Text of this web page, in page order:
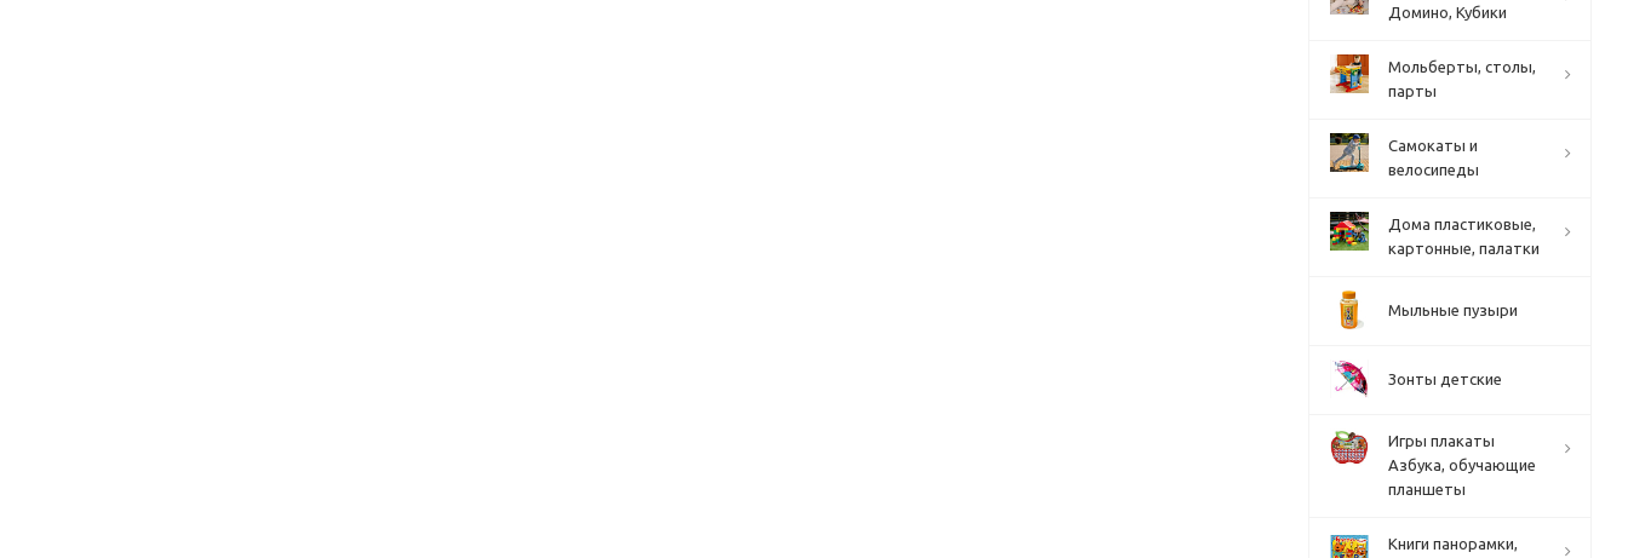
Домино, Кубики
Мольберты, столы,
парты
Cамокаты и
велосипеды
Дома пластиковые,
картонные, палатки
Мыльные пузыри
Зонты детские
Игры плакаты
Азбука, обучающие
планшеты
Книги панорамки,